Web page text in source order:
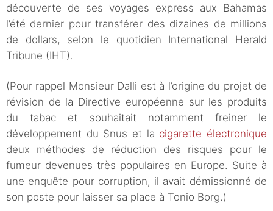
découverte de ses voyages express aux Bahamas
l’été dernier pour transférer des dizaines de millions
de dollars, selon le quotidien International Herald
Tribune (IHT).
(Pour rappel Monsieur Dalli est à l’origine du projet de
révision de la Directive européenne sur les produits
du tabac et souhaitait notamment freiner le
développement du Snus et la cigarette électronique
deux méthodes de réduction des risques pour le
fumeur devenues très populaires en Europe. Suite à
une enquête pour corruption, il avait démissionné de
son poste pour laisser sa place à Tonio Borg.)